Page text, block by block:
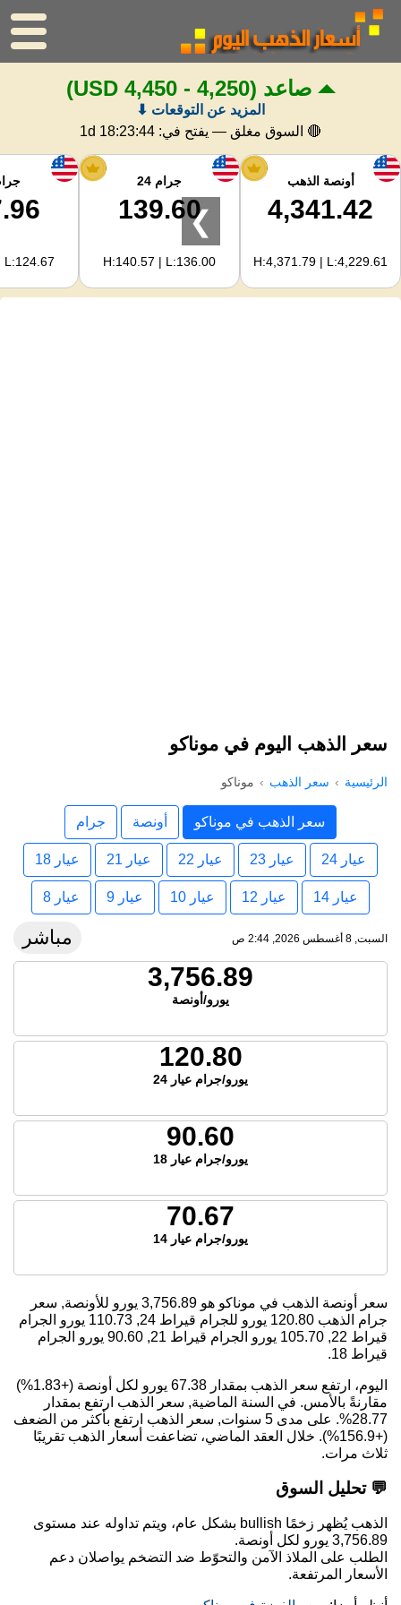
الرئيسية
سعر الذهب
اسعار الفضه
حاسبة الذهب
لمشرفي المواقع
صاعد (4,250 - 4,450 USD)
المزيد عن التوقعات ⬇
🔴 السوق مغلق — يفتح في: 1d 18:23:43
أونصة الذهب
4,341.42
H:4,371.79 | L:4,229.61
جرام 24
139.60
H:140.57 | L:136.00
L:124.67
❯
سعر الذهب اليوم في موناكو
الرئيسية سعر الذهب موناكو
سعر الذهب في موناكو أونصة جرام
عيار 24 عيار 23 عيار 22 عيار 21 عيار 18
عيار 14 عيار 12 عيار 10 عيار 9 عيار 8
السبت, 8 أغسطس 2026, 2:44 ص مباشر
3,756.89
يورو/أونصة
120.80
يورو/جرام عيار 24
90.60
يورو/جرام عيار 18
70.67
يورو/جرام عيار 14
سعر أونصة الذهب في موناكو هو 3,756.89 يورو للأونصة, سعر
جرام الذهب 120.80 يورو للجرام قيراط 24, 110.73 يورو الجرام
قيراط 22,
105.70 يورو الجرام قيراط 21, 90.60 يورو الجرام
قيراط 18.
اليوم، ارتفع سعر الذهب بمقدار 67.38 يورو لكل أونصة (+1.83%)
مقارنةً بالأمس. في السنة الماضية, سعر الذهب ارتفع بمقدار
28.77%. على مدى 5 سنوات, سعر الذهب ارتفع بأكثر من الضعف
(+156.9%). خلال العقد الماضي، تضاعفت أسعار الذهب تقريبًا
ثلاث مرات.
💬 تحليل السوق
الذهب يُظهر زخمًا bullish بشكل عام، ويتم تداوله عند مستوى
3,756.89 يورو لكل أونصة.
الطلب على الملاذ الآمن والتحوّط ضد التضخم يواصلان دعم
الأسعار المرتفعة.